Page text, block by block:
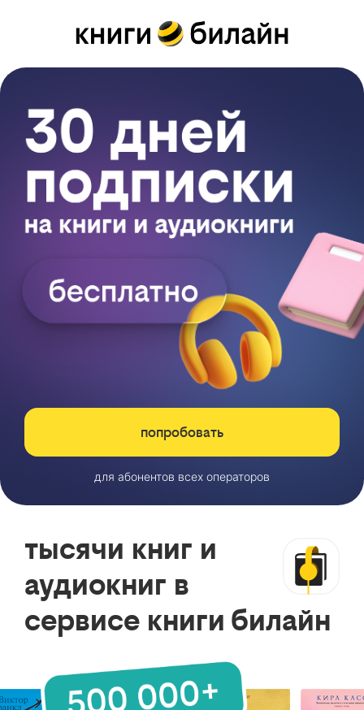
попробовать
для абонентов всех операторов
тысячи книг и
аудиокниг в
сервисе книги билайн